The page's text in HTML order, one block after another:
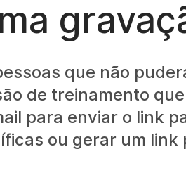
que não
de treinamento
para enviar o link
ou gerar um